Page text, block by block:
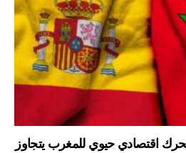
اقتصادي حيوي للمغرب يتجاوز